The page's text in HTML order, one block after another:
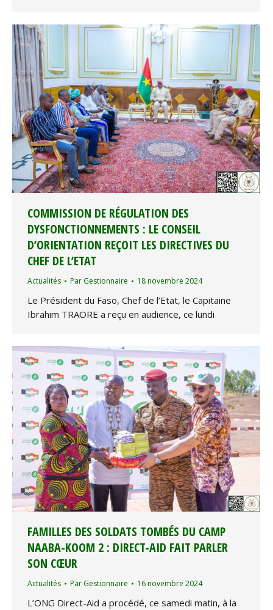
COMMISSION DE RÉGULATION DES
DYSFONCTIONNEMENTS : LE CONSEIL
D’ORIENTATION REÇOIT LES DIRECTIVES DU
CHEF DE L’ETAT
Actualités Par Gestionnaire 18 novembre 2024
Le Président du Faso, Chef de l’Etat, le Capitaine
Ibrahim TRAORE a reçu en audience, ce lundi
FAMILLES DES SOLDATS TOMBÉS DU CAMP
NAABA-KOOM 2 : DIRECT-AID FAIT PARLER
SON CŒUR
Actualités Par Gestionnaire 16 novembre 2024
L’ONG Direct-Aid a procédé, ce samedi matin, à la